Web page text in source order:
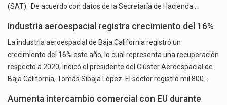
(SAT). De acuerdo con datos de la Secretaría de Hacienda…
Industria aeroespacial registra crecimiento del 16%
La industria aeroespacial de Baja California registró un
crecimiento del 16% este año, lo cual representa una recuperación
respecto a 2020, indicó el presidente del Clúster Aeroespacial de
Baja California, Tomás Sibaja López. El sector registró mil 800…
Aumenta intercambio comercial con EU durante